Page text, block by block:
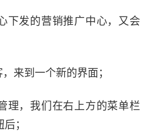
下发的营销推广中心，又会
来到一个新的界面；
理，我们在右上方的菜单栏
；